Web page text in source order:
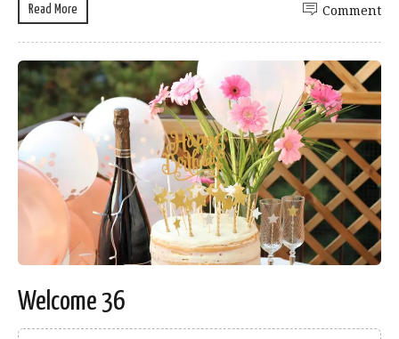
Read More Comment
Welcome 36